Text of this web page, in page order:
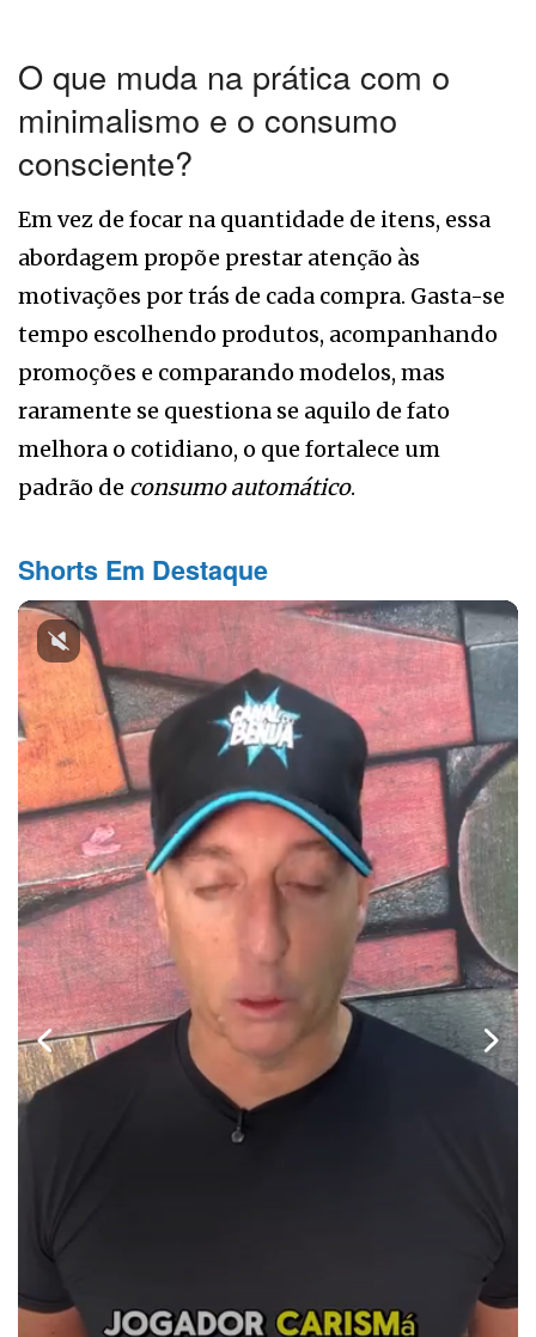
O que muda na prática com o
minimalismo e o consumo
consciente?
Em vez de focar na quantidade de itens, essa
abordagem propõe prestar atenção às
motivações por trás de cada compra. Gasta-se
tempo escolhendo produtos, acompanhando
promoções e comparando modelos, mas
raramente se questiona se aquilo de fato
melhora o cotidiano, o que fortalece um
padrão de consumo automático.
Shorts Em Destaque